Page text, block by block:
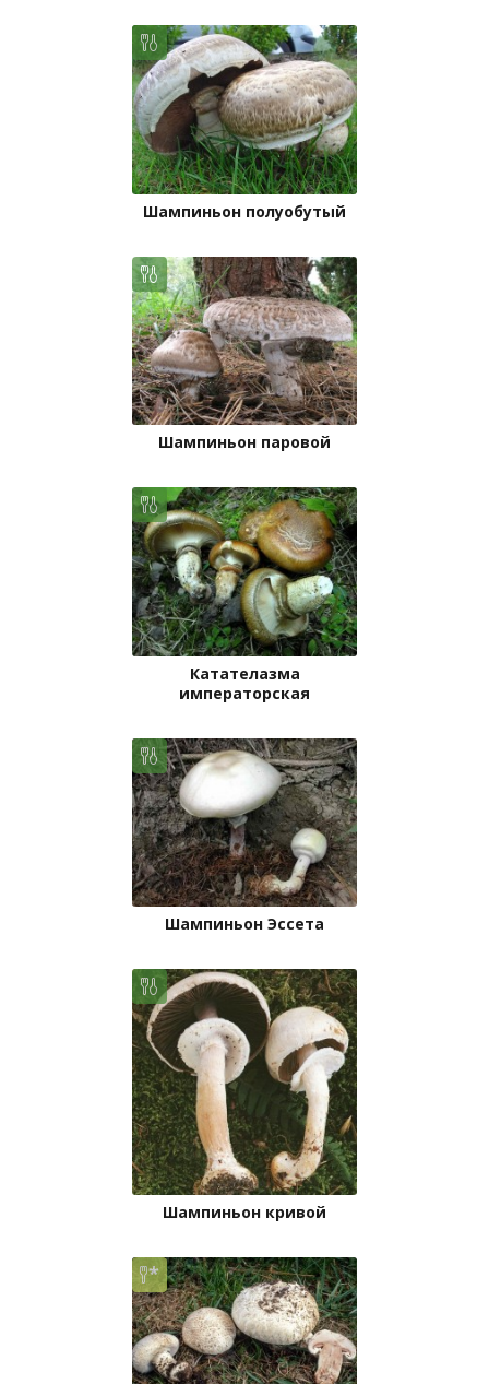
Шампиньон полуобутый
Шампиньон паровой
Катателазма
императорская
Шампиньон Эссета
Шампиньон кривой